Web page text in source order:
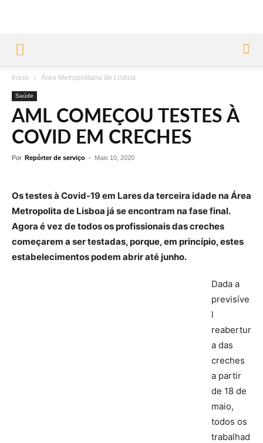
Início Área Metropolitana de Lisboa
Saúde
AML COMEÇOU TESTES À
COVID EM CRECHES
Por Repórter de serviço - Maio 10, 2020
Os testes à Covid-19 em Lares da terceira idade na Área
Metropolita de Lisboa já se encontram na fase final.
Agora é vez de todos os profissionais das creches
começarem a ser testadas, porque, em princípio, estes
estabelecimentos podem abrir até junho.
Dada a
previsíve
l
reabertur
a das
creches
a partir
de 18 de
maio,
todos os
trabalhad